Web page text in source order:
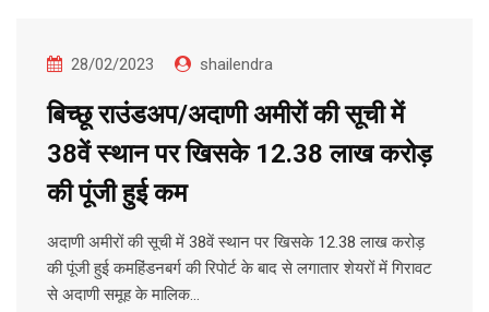
28/02/2023 shailendra
बिच्छू राउंडअप/अदाणी अमीरों की सूची में
38वें स्थान पर खिसके 12.38 लाख करोड़
की पूंजी हुई कम
अदाणी अमीरों की सूची में 38वें स्थान पर खिसके 12.38 लाख करोड़
की पूंजी हुई कमहिंडनबर्ग की रिपोर्ट के बाद से लगातार शेयरों में गिरावट
से अदाणी समूह के मालिक…